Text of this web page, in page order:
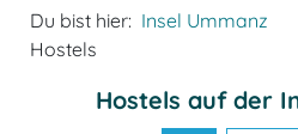
Du bist hier: Insel Ummanz
Hostels
Hostels auf der